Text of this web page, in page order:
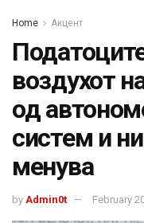
Home Акцент
воздухот
од
систем и
менува
by Admin0t February